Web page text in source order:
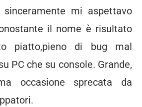
mi aspettavo
il nome è risultato
piatto,pieno di bug mal
PC che su console. Grande,
occasione sprecata da